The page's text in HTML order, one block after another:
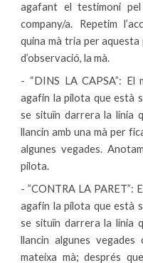
agafant el testimoni
company/a. Repetim
quina mà tria per
d’observació, la mà.
- “DINS LA CAPSA”: El
agafin la pilota que està
se situïn darrera la línia
llancin amb una mà per
algunes vegades.
pilota.
- ”CONTRA LA PARET”:
agafin la pilota que està
se situïn darrera la línia
llancin algunes
mateixa mà; després